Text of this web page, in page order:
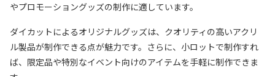
やプロモーショングッズの制作に適しています。
ダイカットによるオリジナルグッズは、クオリティの高いアクリ
ル製品が制作できる点が魅力です。さらに、小ロットで制作すれ
ば、限定品や特別なイベント向けのアイテムを手軽に制作できま